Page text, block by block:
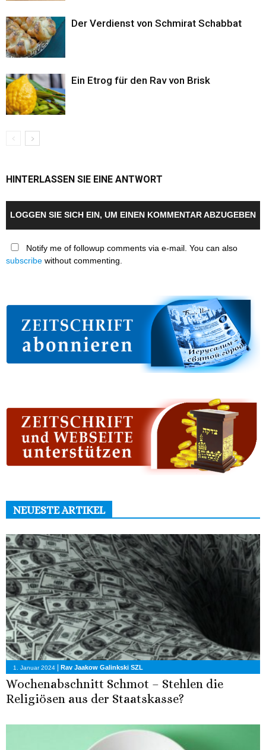
Der Verdienst von Schmirat Schabbat
Ein Etrog für den Rav von Brisk
HINTERLASSEN SIE EINE ANTWORT
LOGGEN SIE SICH EIN, UM EINEN KOMMENTAR ABZUGEBEN
Notify me of followup comments via e-mail. You can also
subscribe without commenting.
NEUESTE ARTIKEL
1. Januar 2024 | Rav Jaakow Galinkski SZL
Wochenabschnitt Schmot – Stehlen die
Religiösen aus der Staatskasse?